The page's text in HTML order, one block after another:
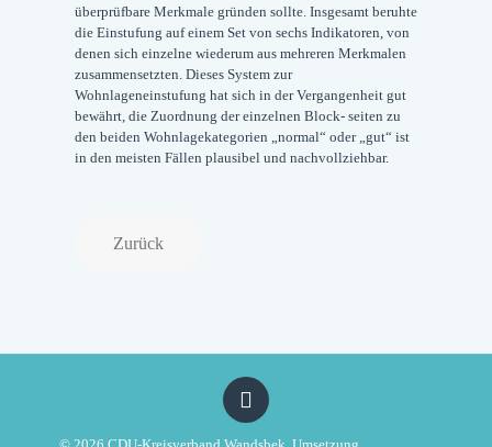
überprüfbare Merkmale gründen sollte. Insgesamt beruhte
die Einstufung auf einem Set von sechs Indikatoren, von
denen sich einzelne wiederum aus mehreren Merkmalen
zusammensetzten. Dieses System zur
Wohnlageneinstufung hat sich in der Vergangenheit gut
bewährt, die Zuordnung der einzelnen Block- seiten zu
den beiden Wohnlagekategorien „normal“ oder „gut“ ist
in den meisten Fällen plausibel und nachvollziehbar.
Zurück